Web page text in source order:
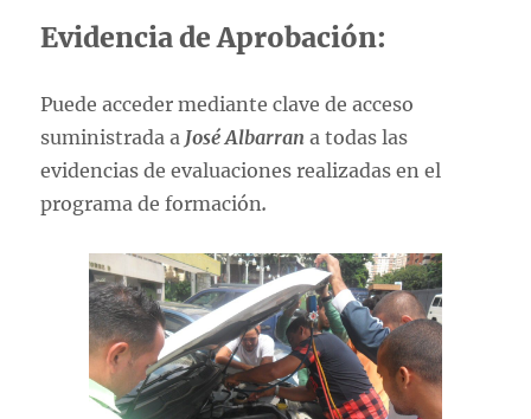
Evidencia de Aprobación:
Puede acceder mediante clave de acceso
suministrada a José Albarran a todas las
evidencias de evaluaciones realizadas en el
programa de formación.